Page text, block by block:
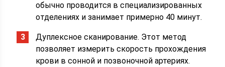
обычно проводится в специализированных
отделениях и занимает примерно 40 минут.
Дуплексное сканирование. Этот метод
позволяет измерить скорость прохождения
крови в сонной и позвоночной артериях.